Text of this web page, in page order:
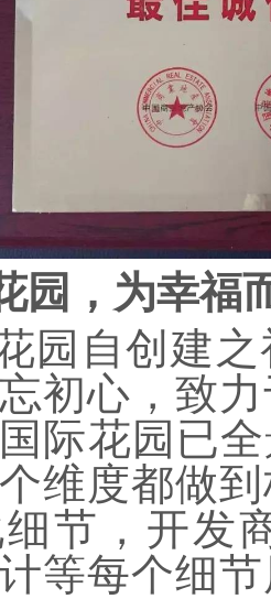
园，为幸福
园自创建
初心，致
际花园已
维度都做
节，开发
等每个细